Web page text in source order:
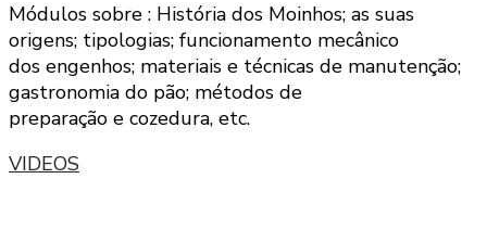
Módulos sobre : História dos Moinhos; as suas
origens; tipologias; funcionamento mecânico
dos engenhos; materiais e técnicas de manutenção;
gastronomia do pão; métodos de
preparação e cozedura, etc.
VIDEOS